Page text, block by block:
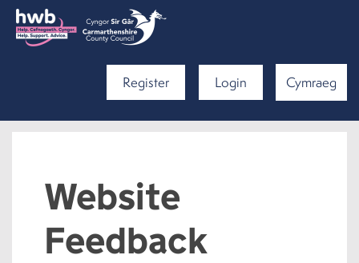
Register Login Cymraeg